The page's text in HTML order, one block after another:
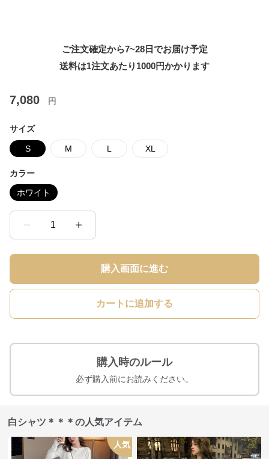
ご注文確定から7~28日でお届け予定
送料は1注文あたり 1000円かかります
7,080 円
サイズ
S M L XL
カラー
ホワイト
1
購入画面に進む
カートに追加する
購入時のルール
必ず購入前にお読みください。
白シャツ＊＊＊の人気アイテム
人気